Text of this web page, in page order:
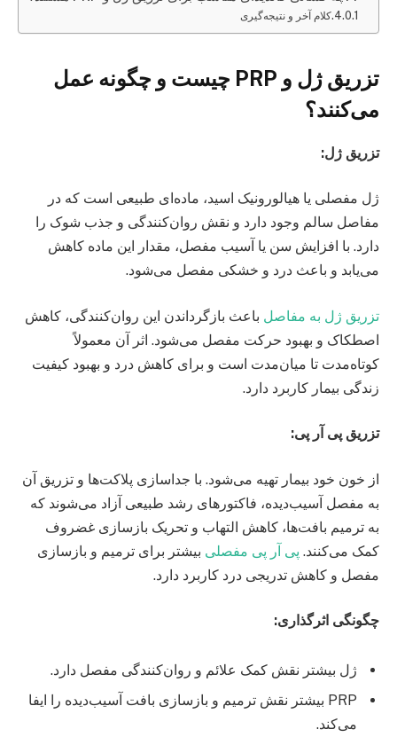
کلام آخر و نتیجه‌گیری
تزریق ژل و PRP چیست و چگونه عمل
می‌کنند؟
تزریق ژل:
ژل مفصلی یا هیالورونیک اسید، ماده‌ای طبیعی است که در
مفاصل سالم وجود دارد و نقش روان‌کنندگی و جذب شوک را
دارد. با افزایش سن یا آسیب مفصل، مقدار این ماده کاهش
می‌یابد و باعث درد و خشکی مفصل می‌شود.
تزریق ژل به مفاصل باعث بازگرداندن این روان‌کنندگی، کاهش
اصطکاک و بهبود حرکت مفصل می‌شود. اثر آن معمولاً
کوتاه‌مدت تا میان‌مدت است و برای کاهش درد و بهبود کیفیت
زندگی بیمار کاربرد دارد.
تزریق پی آر پی:
از خون خود بیمار تهیه می‌شود. با جداسازی پلاکت‌ها و تزریق آن
به مفصل آسیب‌دیده، فاکتورهای رشد طبیعی آزاد می‌شوند که
به ترمیم بافت‌ها، کاهش التهاب و تحریک بازسازی غضروف
کمک می‌کنند. پی آر پی مفصلی بیشتر برای ترمیم و بازسازی
مفصل و کاهش تدریجی درد کاربرد دارد.
چگونگی اثرگذاری:
ژل بیشتر نقش کمک علائم و روان‌کنندگی مفصل دارد.
PRP بیشتر نقش ترمیم و بازسازی بافت آسیب‌دیده را ایفا
می‌کند.